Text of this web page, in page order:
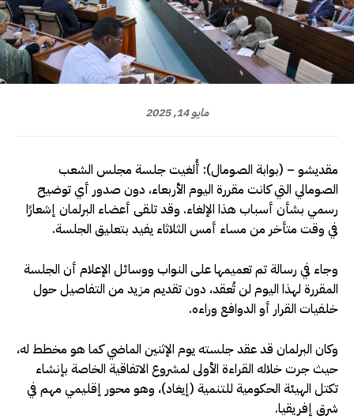
مايو 14, 2025
مقديشو – (بوابة الصومال): أُلغيت جلسة مجلس الشعب
الصومالي التي كانت مقررة اليوم الأربعاء، دون صدور أي توضيح
رسمي بشأن أسباب هذا الإلغاء. وقد تلقى أعضاء البرلمان إشعارًا
في وقت متأخر من مساء أمس الثلاثاء يفيد بتعليق الجلسة.
وجاء في رسالة تم تعميمها على النواب ووسائل الإعلام أن الجلسة
المقررة لهذا اليوم لن تُعقد، دون تقديم مزيد من التفاصيل حول
خلفيات القرار أو الدوافع وراءه.
وكان البرلمان قد عقد جلسته يوم الإثنين الماضي كما هو مخطط له،
حيث جرت خلاله القراءة الأولى لمشروع الاتفاقية الخاصة بإنشاء
تكتل الهيئة الحكومية للتنمية (إيغاد)، وهو محور إقليمي مهم في
شرق إفريقيا.